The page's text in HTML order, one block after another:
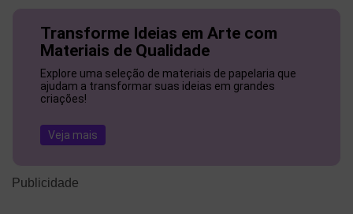
Transforme Ideias em Arte com
Materiais de Qualidade
Explore uma seleção de materiais de papelaria que
ajudam a transformar suas ideias em grandes
criações!
Veja mais
Publicidade